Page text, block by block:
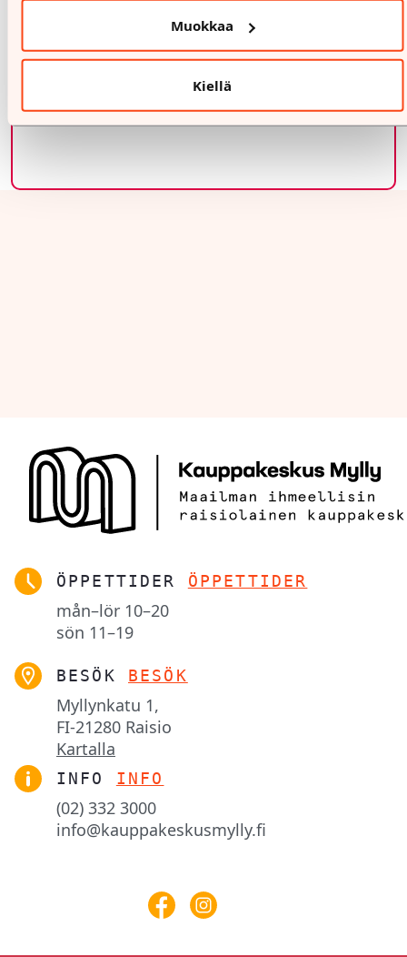
Muokkaa
Kiellä
ÖPPETTIDER ÖPPETTIDER
mån–lör 10–20
sön 11–19
BESÖK BESÖK
Myllynkatu 1,
FI-21280 Raisio
Kartalla
INFO INFO
(02) 332 3000
info@kauppakeskusmylly.fi